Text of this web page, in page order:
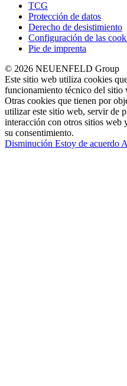
TCG
Protección de datos
Derecho de desistimiento
Configuración de las
Pie de imprenta
© 2026 NEUENFELD Group
Este sitio web utiliza cookies
funcionamiento técnico del sitio
Otras cookies que tienen por
utilizar este sitio web, servir de
interacción con otros sitios web
su consentimiento.
Disminución Estoy de acuerdo